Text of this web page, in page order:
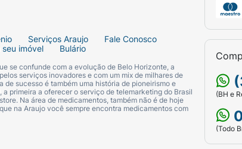
Serviços Araujo
Fale Conosco
imóvel Bulário
se confunde com a evolução de Belo Horizonte, a
serviços inovadores e com um mix de milhares de
sucesso é também uma história de pioneirismo e
primeira a oferecer o serviço de telemarketing do Brasil
Na área de medicamentos, também não é de hoje
na Araujo você sempre encontra medicamentos com
(BH e
(Todo